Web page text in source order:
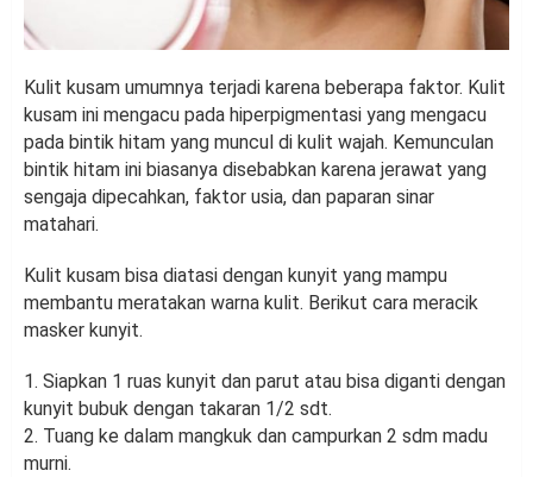
Kulit kusam umumnya terjadi karena beberapa faktor. Kulit
kusam ini mengacu pada hiperpigmentasi yang mengacu
pada bintik hitam yang muncul di kulit wajah. Kemunculan
bintik hitam ini biasanya disebabkan karena jerawat yang
sengaja dipecahkan, faktor usia, dan paparan sinar
matahari.
Kulit kusam bisa diatasi dengan kunyit yang mampu
membantu meratakan warna kulit. Berikut cara meracik
masker kunyit.
1. Siapkan 1 ruas kunyit dan parut atau bisa diganti dengan
kunyit bubuk dengan takaran 1/2 sdt.
2. Tuang ke dalam mangkuk dan campurkan 2 sdm madu
murni.